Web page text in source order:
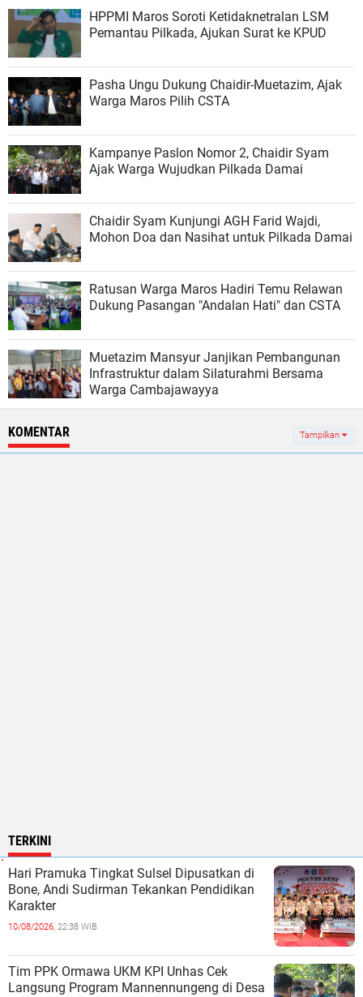
HPPMI Maros Soroti Ketidaknetralan LSM
Pemantau Pilkada, Ajukan Surat ke KPUD
Pasha Ungu Dukung Chaidir-Muetazim, Ajak
Warga Maros Pilih CSTA
Kampanye Paslon Nomor 2, Chaidir Syam
Ajak Warga Wujudkan Pilkada Damai
Chaidir Syam Kunjungi AGH Farid Wajdi,
Mohon Doa dan Nasihat untuk Pilkada Damai
Ratusan Warga Maros Hadiri Temu Relawan
Dukung Pasangan "Andalan Hati" dan CSTA
Muetazim Mansyur Janjikan Pembangunan
Infrastruktur dalam Silaturahmi Bersama
Warga Cambajawayya
KOMENTAR Tampilkan
TERKINI
Hari Pramuka Tingkat Sulsel Dipusatkan di
Bone, Andi Sudirman Tekankan Pendidikan
Karakter
10/08/2026, 22:38 WIB
Tim PPK Ormawa UKM KPI Unhas Cek
Langsung Program Mannennungeng di Desa